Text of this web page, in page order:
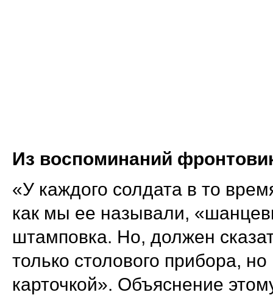
Из воспоминаний
«У каждого солдата в то
как мы ее называли,
штамповка. Но, должен
только столового прибора,
карточкой». Объяснение